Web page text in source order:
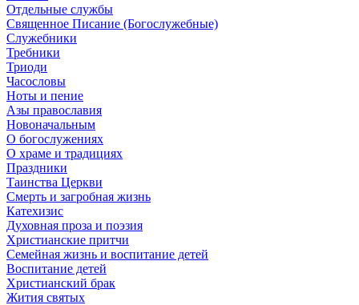
Отдельные службы
Священное Писание (Богослужебные)
Служебники
Требники
Триоди
Часословы
Ноты и пение
Азы православия
Новоначальным
О богослужениях
О храме и традициях
Праздники
Таинства Церкви
Смерть и загробная жизнь
Катехизис
Духовная проза и поэзия
Христианские притчи
Семейная жизнь и воспитание детей
Воспитание детей
Христианский брак
Жития святых